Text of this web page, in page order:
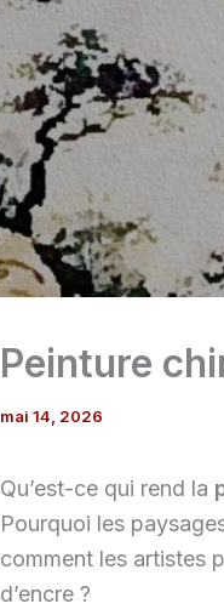
Peinture
mai 14, 2026
Qu’est-ce qui rend la
Pourquoi les
comment les artistes
d’encre ?